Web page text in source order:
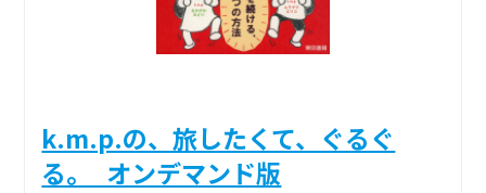
k.m.p.の、旅したくて、ぐるぐ
る。_オンデマンド版